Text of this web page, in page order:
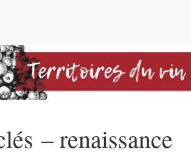
– renaissance